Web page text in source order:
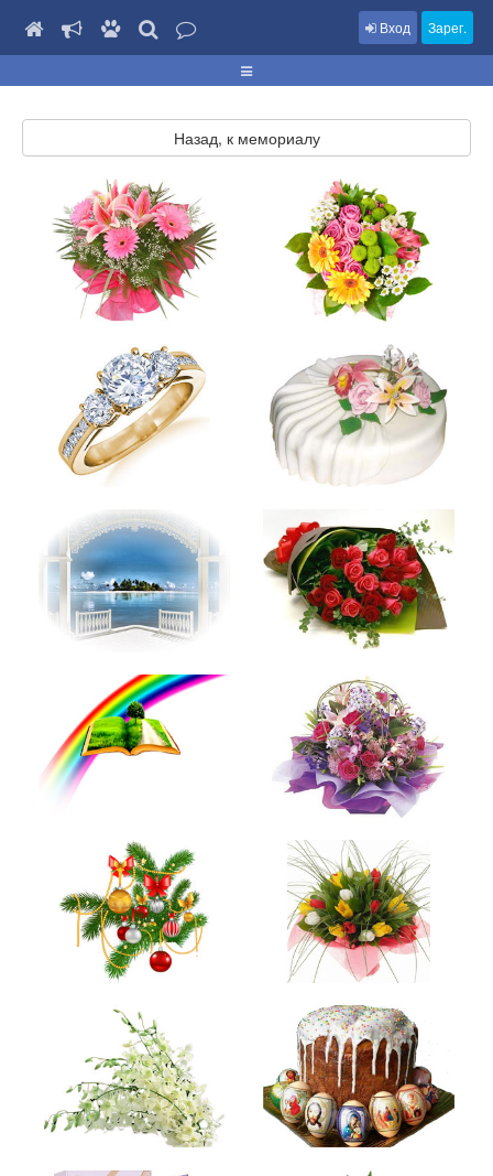
Вход Зарег.
Назад, к мемориалу